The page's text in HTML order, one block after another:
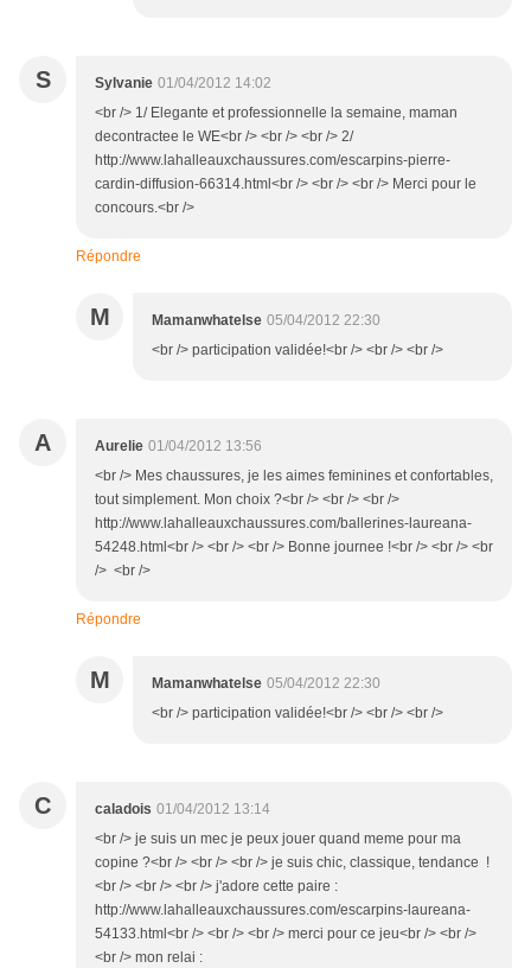
S Sylvanie 01/04/2012 14:02
<br /> 1/ Elegante et professionnelle la semaine, maman
decontractee le WE<br /> <br /> <br /> 2/
http://www.lahalleauxchaussures.com/escarpins-pierre-
cardin-diffusion-66314.html<br /> <br /> <br /> Merci pour le
concours.<br />
Répondre
M Mamanwhatelse 05/04/2012 22:30
<br /> participation validée!<br /> <br /> <br />
A Aurelie 01/04/2012 13:56
<br /> Mes chaussures, je les aimes feminines et confortables,
tout simplement. Mon choix ?<br /> <br /> <br />
http://www.lahalleauxchaussures.com/ballerines-laureana-
54248.html<br /> <br /> <br /> Bonne journee !<br /> <br /> <br
/> <br />
Répondre
M Mamanwhatelse 05/04/2012 22:30
<br /> participation validée!<br /> <br /> <br />
C caladois 01/04/2012 13:14
<br /> je suis un mec je peux jouer quand meme pour ma
copine ?<br /> <br /> <br /> je suis chic, classique, tendance !
<br /> <br /> <br /> j'adore cette paire :
http://www.lahalleauxchaussures.com/escarpins-laureana-
54133.html<br /> <br /> <br /> merci pour ce jeu<br /> <br />
<br /> mon relai :